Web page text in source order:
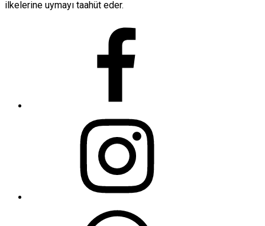
ilkelerine uymayı taahüt eder.